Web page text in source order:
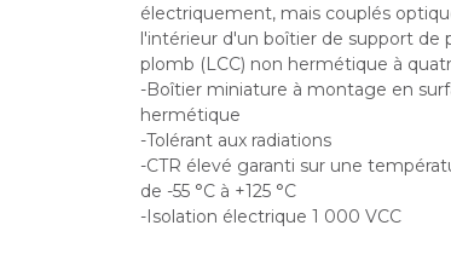
électriquement, mais couplés
l'intérieur d'un boîtier de support de
plomb (LCC) non hermétique à
-Boîtier miniature à montage en
hermétique
-Tolérant aux radiations
-CTR élevé garanti sur une
de -55 °C à +125 °C
-Isolation électrique 1 000 VCC